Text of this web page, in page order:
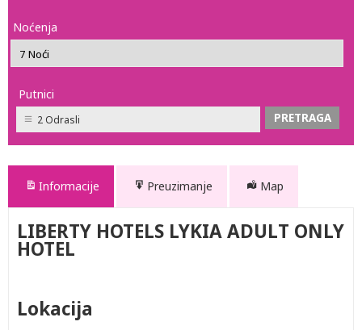
Noćenja
Putnici
2 Odrasli
Informacije Preuzimanje Map
LIBERTY HOTELS LYKIA ADULT ONLY
HOTEL
Lokacija